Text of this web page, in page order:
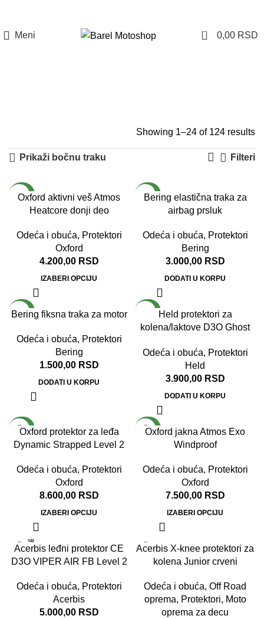
Meni 0 0,00 RSD
Showing 1–24 of 124 results
Prikaži bočnu traku Filteri
NOVO
Oxford aktivni veš Atmos
Heatcore donji deo
Odeća i obuća, Protektori
Oxford
4.200,00 RSD
IZABERI OPCIJU
NOVO
Bering elastična traka za
airbag prsluk
Odeća i obuća, Protektori
Bering
3.000,00 RSD
DODATI U KORPU
NOVO
Bering fiksna traka za motor
Odeća i obuća, Protektori
Bering
1.500,00 RSD
DODATI U KORPU
Held protektori za
kolena/laktove D3O Ghost
Odeća i obuća, Protektori
Held
3.900,00 RSD
DODATI U KORPU
NOVO
Oxford protektor za leđa
Dynamic Strapped Level 2
Odeća i obuća, Protektori
Oxford
8.600,00 RSD
IZABERI OPCIJU
NOVO
Oxford jakna Atmos Exo
Windproof
Odeća i obuća, Protektori
Oxford
7.500,00 RSD
IZABERI OPCIJU
RASPR
ODATO
Acerbis leđni protektor CE
D3O VIPER AIR FB Level 2
Odeća i obuća, Protektori
Acerbis
5.000,00 RSD
Acerbis X-knee protektori za
kolena Junior crveni
Odeća i obuća, Off Road
oprema, Protektori, Moto
oprema za decu